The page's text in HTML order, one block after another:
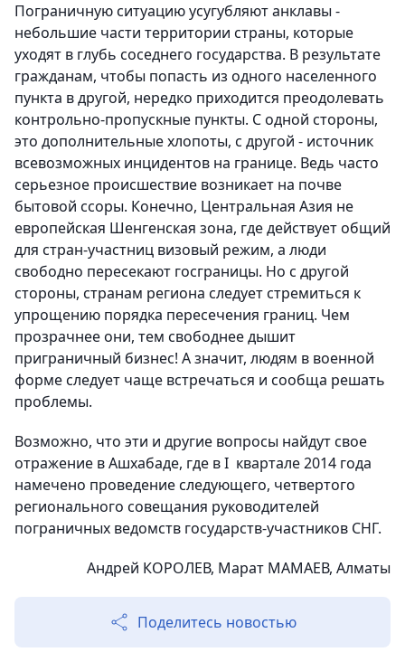
Пограничную ситуацию усугубляют анклавы -
небольшие части территории страны, которые
уходят в глубь соседнего государства. В результате
гражданам, чтобы попасть из одного населенного
пункта в другой, нередко приходится преодолевать
контрольно-пропускные пункты. С одной стороны,
это дополнительные хлопоты, с другой - источник
всевозможных инцидентов на границе. Ведь часто
серьезное происшествие возникает на почве
бытовой ссоры. Конечно, Центральная Азия не
европейская Шенгенская зона, где действует общий
для стран-участниц визовый режим, а люди
свободно пересекают госграницы. Но с другой
стороны, странам региона следует стремиться к
упрощению порядка пересечения границ. Чем
прозрачнее они, тем свободнее дышит
приграничный бизнес! А значит, людям в военной
форме следует чаще встречаться и сообща решать
проблемы.
Возможно, что эти и другие вопросы найдут свое
отражение в Ашхабаде, где в I квартале 2014 года
намечено проведение следующего, четвертого
регионального совещания руководителей
пограничных ведомств государств-участников СНГ.
Андрей КОРОЛЕВ, Марат МАМАЕВ, Алматы
Поделитесь новостью